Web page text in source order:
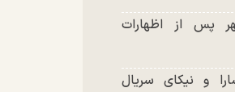
پس از اظهارات
و نیکای سریال